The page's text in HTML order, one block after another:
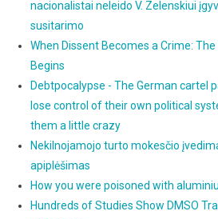
nacionalistai neleido V. Zelenskiui
susitarimo
When Dissent Becomes a Crime:
Begins
Debtpocalypse - The German cartel
lose control of their own political
them a little crazy
Nekilnojamojo turto mokesčio
apiplėšimas
How you were poisoned with
Hundreds of Studies Show DMSO